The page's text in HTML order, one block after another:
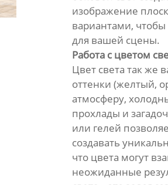
изображение
вариантами,
для вашей сцены.
Работа с цветом
Цвет света так же
оттенки (желтый,
атмосферу,
прохлады и
или гелей
создавать
что цвета могут
неожиданные